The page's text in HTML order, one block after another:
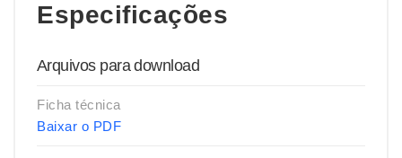
Especificações
Arquivos para download
Ficha técnica
Baixar o PDF